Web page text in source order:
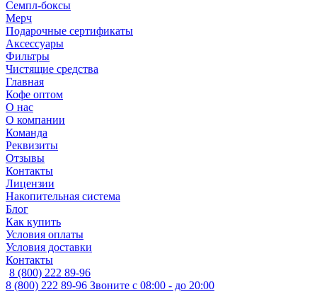
Семпл-боксы
Мерч
Подарочные сертификаты
Аксессуары
Фильтры
Чистящие средства
Главная
Кофе оптом
О нас
О компании
Команда
Реквизиты
Отзывы
Контакты
Лицензии
Накопительная система
Блог
Как купить
Условия оплаты
Условия доставки
Контакты
8 (800) 222 89-96
8 (800) 222 89-96 Звоните с 08:00 - до 20:00